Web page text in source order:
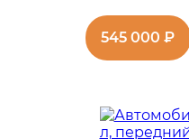
545 000 ₽